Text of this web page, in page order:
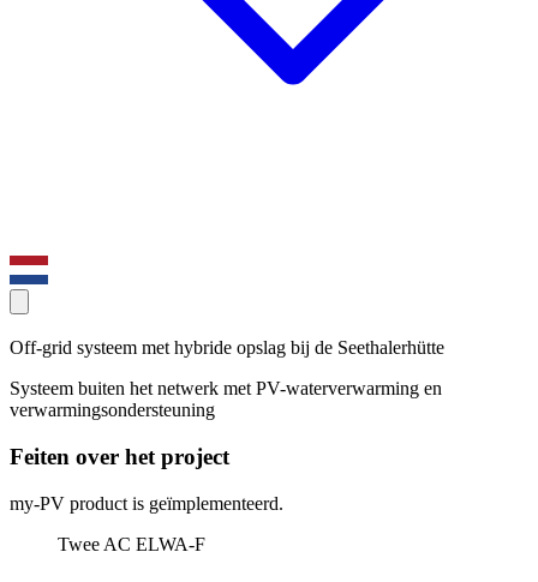
Off-grid systeem met hybride opslag bij de Seethalerhütte
Systeem buiten het netwerk met PV-waterverwarming en
verwarmingsondersteuning
Feiten over het project
my-PV product is geïmplementeerd.
Twee AC ELWA-F